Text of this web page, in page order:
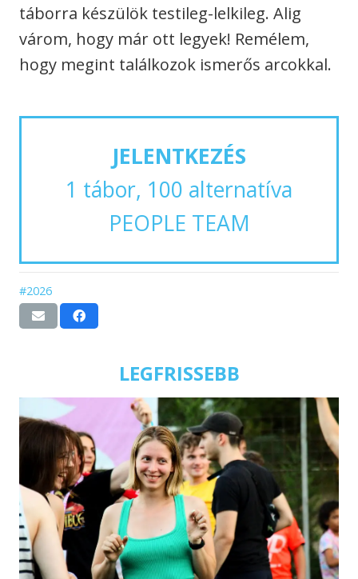
táborra készülök testileg-lelkileg. Alig
várom, hogy már ott legyek! Remélem,
hogy megint találkozok ismerős arcokkal.
JELENTKEZÉS
1 tábor, 100 alternatíva
PEOPLE TEAM
#2026
LEGFRISSEBB